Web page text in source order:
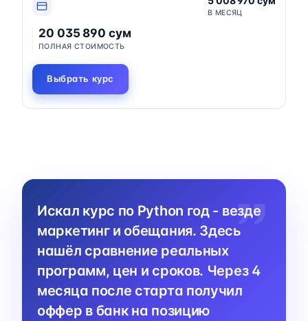
В МЕСЯЦ
20 035 890 сум
ПОЛНАЯ СТОИМОСТЬ
Выбрать курс
Искал курс по Python год - везде
маркетинг и обещания. Здесь
нашёл сравнение реальных
программ, цен и сроков. Через 4
месяца после старта получил
оффер в банк на позицию